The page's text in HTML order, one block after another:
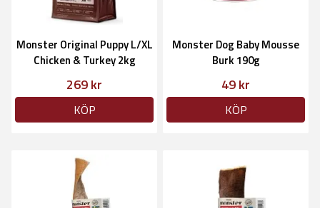
Monster Original Puppy L/XL
Chicken & Turkey 2kg
269 kr
KÖP
Monster Dog Baby Mousse
Burk 190g
49 kr
KÖP